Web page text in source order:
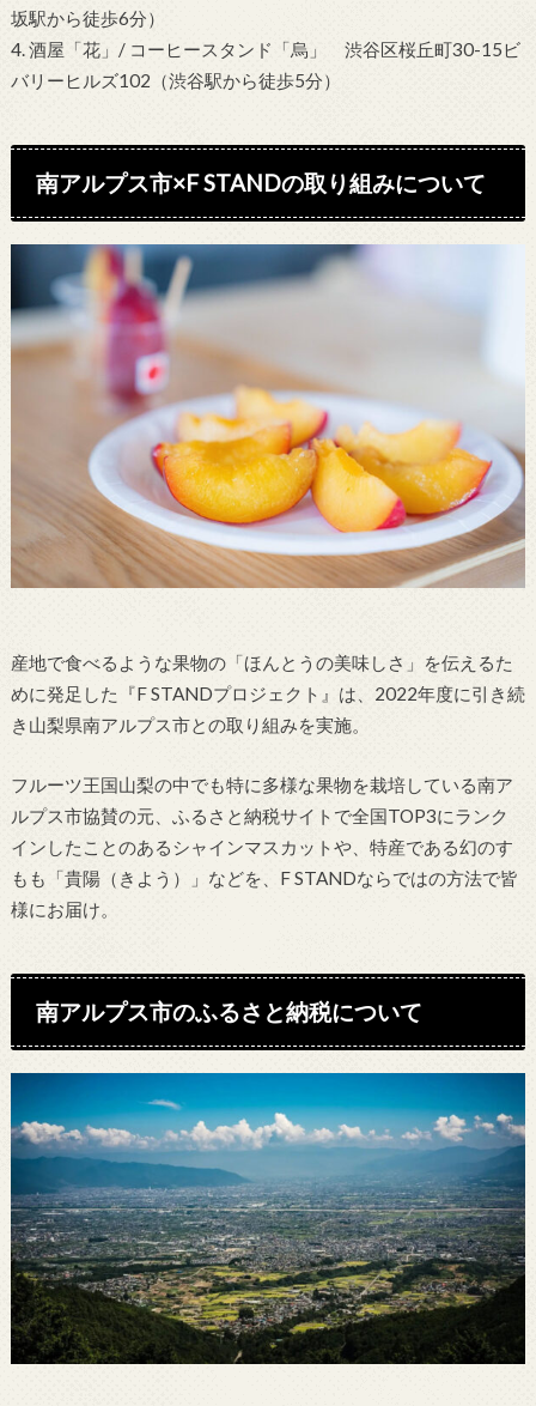
坂駅から徒歩6分）
4. 酒屋「花」/ コーヒースタンド「烏」 渋谷区桜丘町30-15ビ
バリーヒルズ102（渋谷駅から徒歩5分）
南アルプス市×F STANDの取り組みについて
産地で食べるような果物の「ほんとうの美味しさ」を伝えるた
めに発足した『F STANDプロジェクト』は、2022年度に引き続
き山梨県南アルプス市との取り組みを実施。
フルーツ王国山梨の中でも特に多様な果物を栽培している南ア
ルプス市協賛の元、ふるさと納税サイトで全国TOP3にランク
インしたことのあるシャインマスカットや、特産である幻のす
もも「貴陽（きよう）」などを、F STANDならではの方法で皆
様にお届け。
南アルプス市のふるさと納税について